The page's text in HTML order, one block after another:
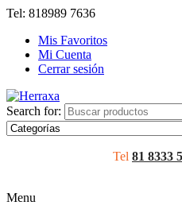
Tel: 818989 7636
Mis Favoritos
Mi Cuenta
Cerrar sesión
Search for:
Tel 81 8333
Menu